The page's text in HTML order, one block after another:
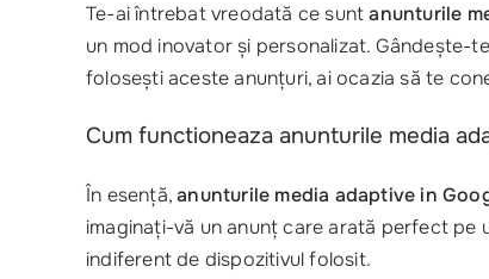
Te-ai întrebat vreodată ce suntanunturile
un mod inovator și personalizat. Gândește-
folosești aceste anunțuri, ai ocazia să te
Cum functioneaza anunturile media
În esență,anunturile media adaptive in
imaginați-vă un anunț care arată perfect pe
indiferent de dispozitivul folosit.